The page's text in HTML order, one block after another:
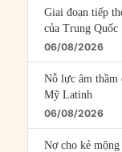
Giai đoạn tiếp
của Trung Quốc
06/08/2026
Nỗ lực âm thầm
Mỹ Latinh
06/08/2026
Nợ cho kẻ